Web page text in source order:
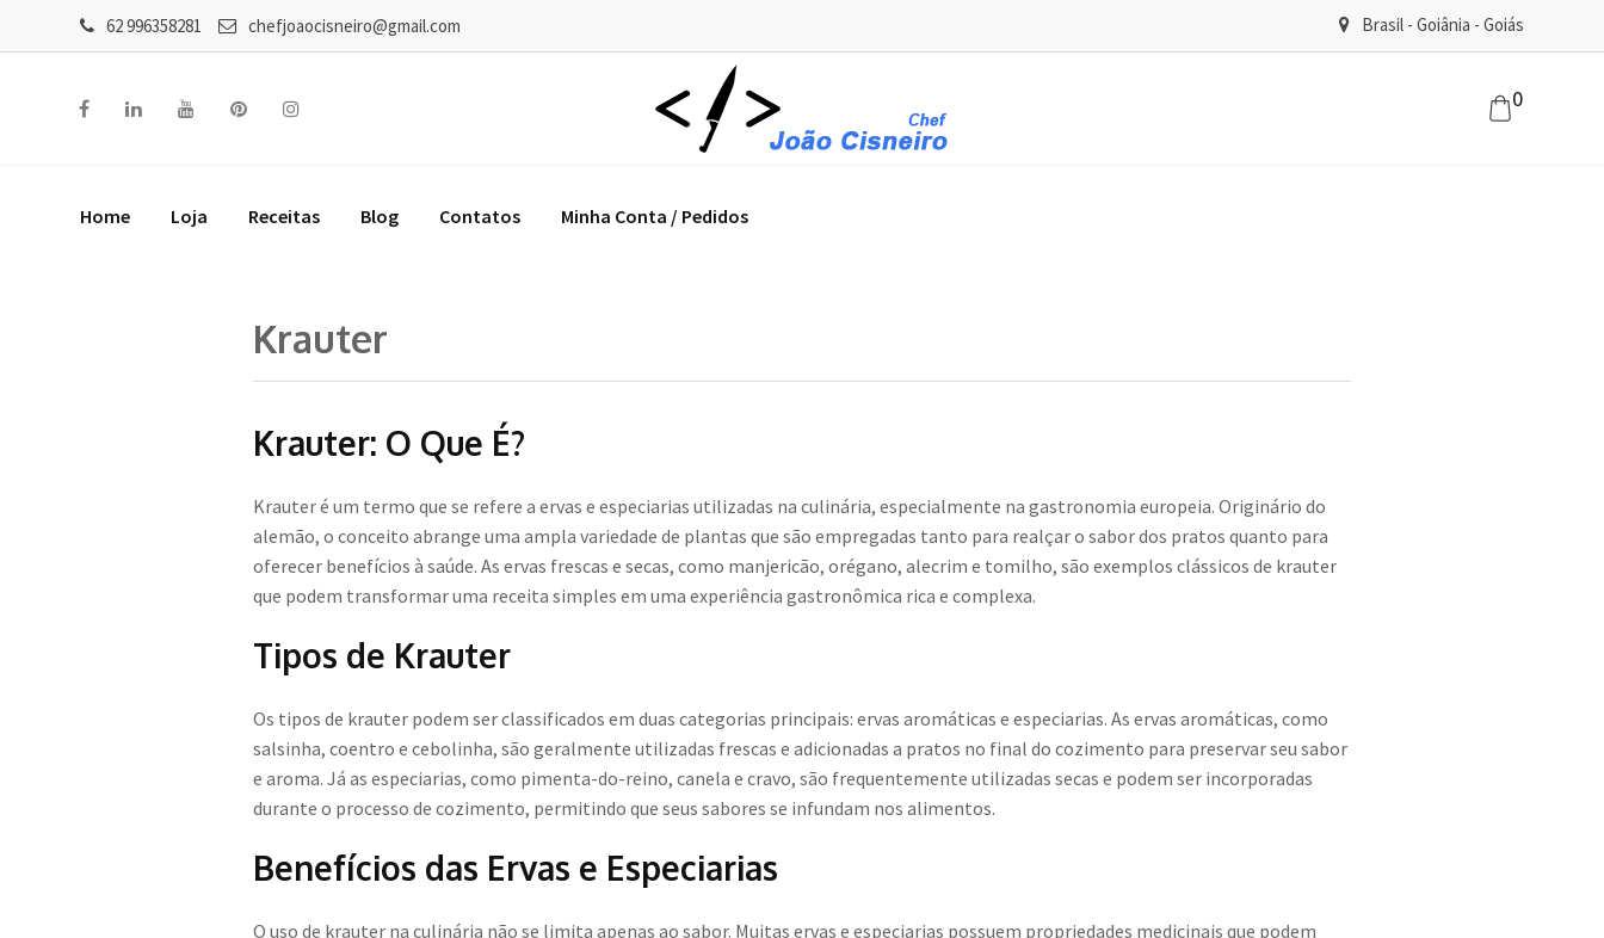
62 996358281 chefjoaocisneiro@gmail.com Brasil - Goiânia - Goiás
0
Home Loja Receitas Blog Contatos Minha Conta / Pedidos
Krauter
Krauter: O Que É?
Krauter é um termo que se refere a ervas e especiarias utilizadas na culinária, especialmente na gastronomia europeia. Originário do
alemão, o conceito abrange uma ampla variedade de plantas que são empregadas tanto para realçar o sabor dos pratos quanto para
oferecer benefícios à saúde. As ervas frescas e secas, como manjericão, orégano, alecrim e tomilho, são exemplos clássicos de krauter
que podem transformar uma receita simples em uma experiência gastronômica rica e complexa.
Tipos de Krauter
Os tipos de krauter podem ser classificados em duas categorias principais: ervas aromáticas e especiarias. As ervas aromáticas, como
salsinha, coentro e cebolinha, são geralmente utilizadas frescas e adicionadas a pratos no final do cozimento para preservar seu sabor
e aroma. Já as especiarias, como pimenta-do-reino, canela e cravo, são frequentemente utilizadas secas e podem ser incorporadas
durante o processo de cozimento, permitindo que seus sabores se infundam nos alimentos.
Benefícios das Ervas e Especiarias
O uso de krauter na culinária não se limita apenas ao sabor. Muitas ervas e especiarias possuem propriedades medicinais que podem